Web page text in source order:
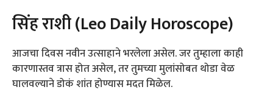
सिंह राशी (Leo Daily Horoscope)
आजचा दिवस नवीन उत्साहाने भरलेला असेल. जर तुम्हाला काही
कारणास्तव त्रास होत असेल, तर तुमच्या मुलांसोबत थोडा वेळ
घालवल्याने डोकं शांत होण्यास मदत मिळेल.